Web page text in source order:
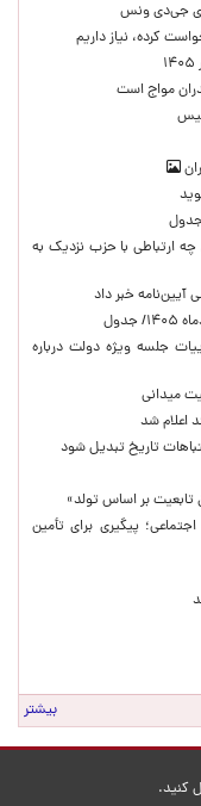
کرده، نیاز داریم
مواج است
چه ارتباطی با حزب نزدیک به
خبر داد
جلسه ویژه دولت درباره
میدانی
تاریخ تبدیل شود
تابعیت بر اساس تولد»
پیگیری برای تأمین
بیشتر
کنید.